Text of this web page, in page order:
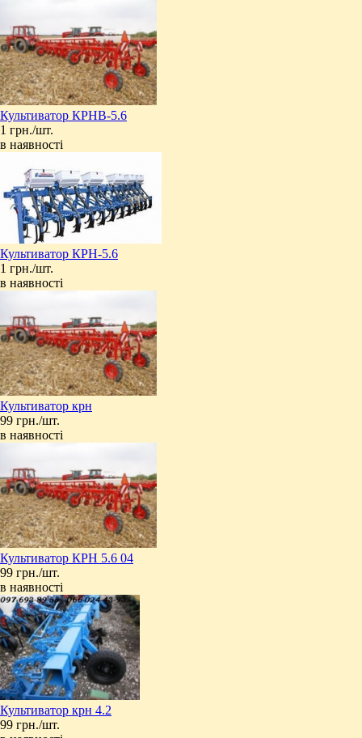
Культиватор КРНВ-5.6
1 грн./шт.
в наявності
Культиватор КРН-5.6
1 грн./шт.
в наявності
Культиватор крн
99 грн./шт.
в наявності
Культиватор КРН 5.6 04
99 грн./шт.
в наявності
Культиватор крн 4.2
99 грн./шт.